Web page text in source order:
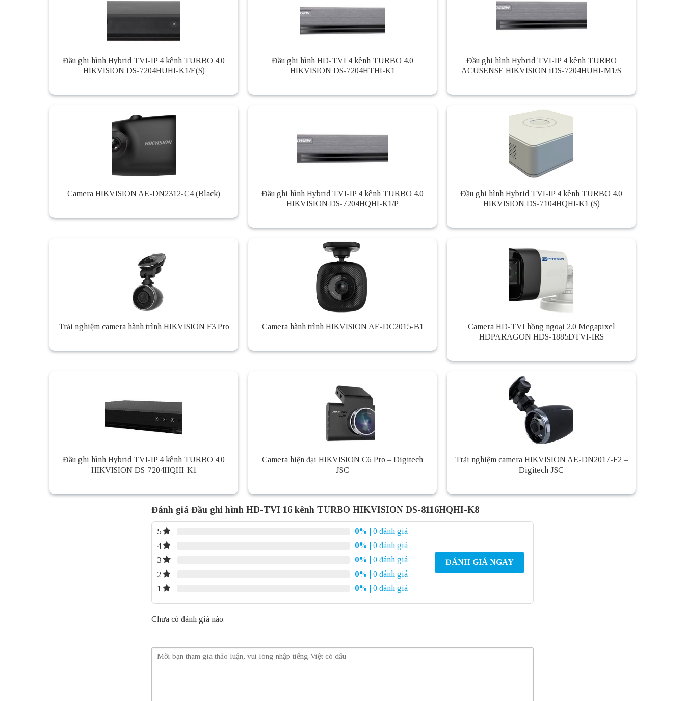
Đầu ghi hình Hybrid TVI-IP 4 kênh TURBO 4.0
HIKVISION DS-7204HUHI-K1/E(S)
Đầu ghi hình HD-TVI 4 kênh TURBO 4.0
HIKVISION DS-7204HTHI-K1
Đầu ghi hình Hybrid TVI-IP 4 kênh TURBO
ACUSENSE HIKVISION iDS-7204HUHI-M1/S
Camera HIKVISION AE-DN2312-C4 (Black)
Đầu ghi hình Hybrid TVI-IP 4 kênh TURBO 4.0
HIKVISION DS-7204HQHI-K1/P
Đầu ghi hình Hybrid TVI-IP 4 kênh TURBO 4.0
HIKVISION DS-7104HQHI-K1 (S)
Trải nghiệm camera hành trình HIKVISION F3 Pro Camera hành trình HIKVISION AE-DC2015-B1
Camera HD-TVI hồng ngoại 2.0 Megapixel
HDPARAGON HDS-1885DTVI-IRS
Đầu ghi hình Hybrid TVI-IP 4 kênh TURBO 4.0
HIKVISION DS-7204HQHI-K1
Camera hiện đại HIKVISION C6 Pro – Digitech
JSC
Trải nghiệm camera HIKVISION AE-DN2017-F2 –
Digitech JSC
Đánh giá Đầu ghi hình HD-TVI 16 kênh TURBO HIKVISION DS-8116HQHI-K8
5 0%
| 0 đánh giá
4
0%
| 0 đánh giá
3
0%
| 0 đánh giá
2
0%
| 0 đánh giá
1
0% | 0 đánh giá
ĐÁNH GIÁ NGAY
Chưa có đánh giá nào.